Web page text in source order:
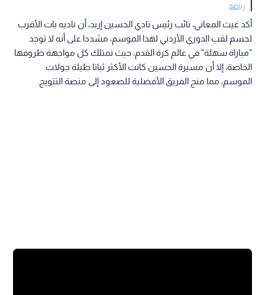
رياضة
أكد غيث المعاني، نائب رئيس نادي الحسين إربد، أن ناديه بات الأقرب
لحسم لقب الدوري الأردني لهذا الموسم، مشددا على أنه لا توجد
"مباراة سهلة" في عالم كرة القدم، حيث تمتلك كل مواجهة ظروفها
الخاصة، إلا أن مسيرة الحسين كانت الأكثر ثباتا طيلة جولات
الموسم، مما منح الفريق الأفضلية للصعود إلى منصة التتويج.